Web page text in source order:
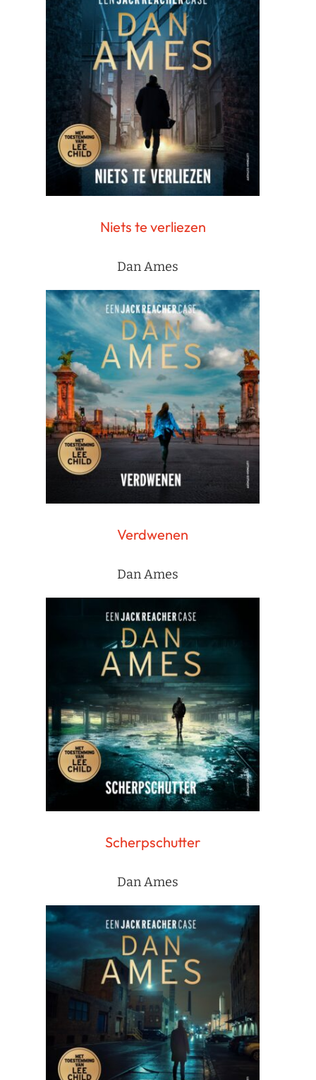
Niets te verliezen
Dan Ames
Verdwenen
Dan Ames
Scherpschutter
Dan Ames